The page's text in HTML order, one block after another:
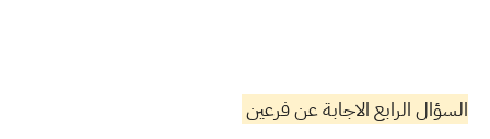
السؤال الرابع الاجابة عن فرعين